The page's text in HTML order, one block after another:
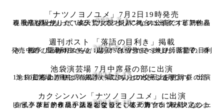
「ナツノヨノユメ」7月2日19時発売
春風亭ぴっかり☆、久々に女優として舞台に出演。 革新的表現手法を駆使した “破天荒” で “斬新” なシェイクスピア作品が話題となっている「カクシンハン」の公演です。 チ
2021.7.1
週刊ポスト 「落語の目利き」掲載
発売中の、週刊ポスト 6/18・25合併号62ページ「落語の目利き」(文：広瀬和生さん、題字・イラスト：兼好師匠) で、春風亭ぴっかり☆をとりあげていただきました。 電子
2021.6.18
池袋演芸場 7月中席昼の部に出演
池袋演芸場 7月中席（7/11～7/20）に出演します。 昼の部15:10ごろ上がり。 春風亭一蔵さんとの交互出演です。 出演日程の詳細は、決定次第こちらのページを更新す
2021.6.13
カクシンハン「ナツノヨノユメ」に出演
春風亭ぴっかり☆、久々に女優としての舞台出演が決定しました。 革新的表現手法を駆使した “破天荒” で “斬新” なシェイクスピア作品が話題となっている「カクシンハン」の
2021.6.10